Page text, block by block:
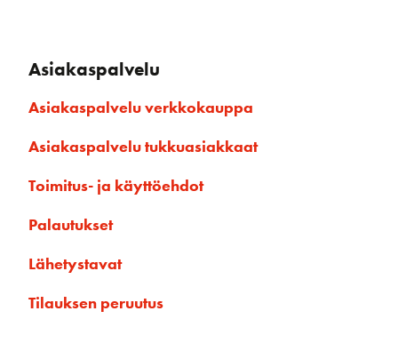
Asiakaspalvelu
Asiakaspalvelu verkkokauppa
Asiakaspalvelu tukkuasiakkaat
Toimitus- ja käyttöehdot
Palautukset
Lähetystavat
Tilauksen peruutus